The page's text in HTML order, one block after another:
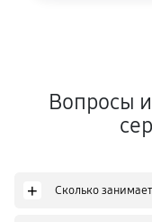
Вопросы
+ Сколько